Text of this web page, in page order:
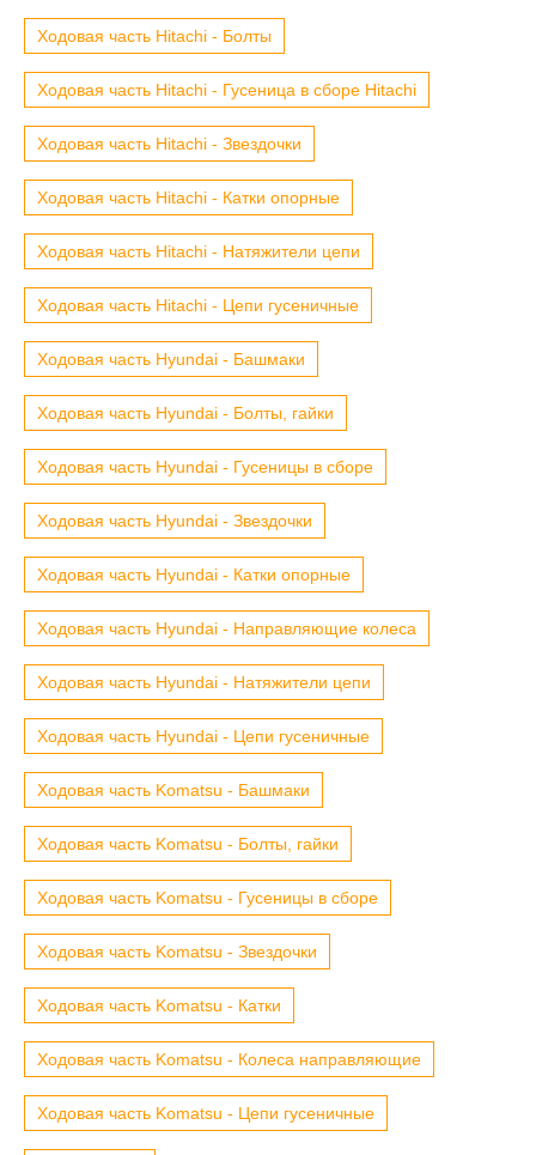
Ходовая часть Hitachi - Болты
Ходовая часть Hitachi - Гусеница в сборе Hitachi
Ходовая часть Hitachi - Звездочки
Ходовая часть Hitachi - Катки опорные
Ходовая часть Hitachi - Натяжители цепи
Ходовая часть Hitachi - Цепи гусеничные
Ходовая часть Hyundai - Башмаки
Ходовая часть Hyundai - Болты, гайки
Ходовая часть Hyundai - Гусеницы в сборе
Ходовая часть Hyundai - Звездочки
Ходовая часть Hyundai - Катки опорные
Ходовая часть Hyundai - Направляющие колеса
Ходовая часть Hyundai - Натяжители цепи
Ходовая часть Hyundai - Цепи гусеничные
Ходовая часть Komatsu - Башмаки
Ходовая часть Komatsu - Болты, гайки
Ходовая часть Komatsu - Гусеницы в сборе
Ходовая часть Komatsu - Звездочки
Ходовая часть Komatsu - Катки
Ходовая часть Komatsu - Колеса направляющие
Ходовая часть Komatsu - Цепи гусеничные